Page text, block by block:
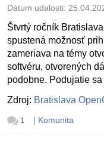
Dátum udalosti:
Štvrtý ročník
spustená možnosť
zameriava na témy
softvéru, otvorených
podobne. Podujatie
Zdroj: Bratislava
1 | Komunita